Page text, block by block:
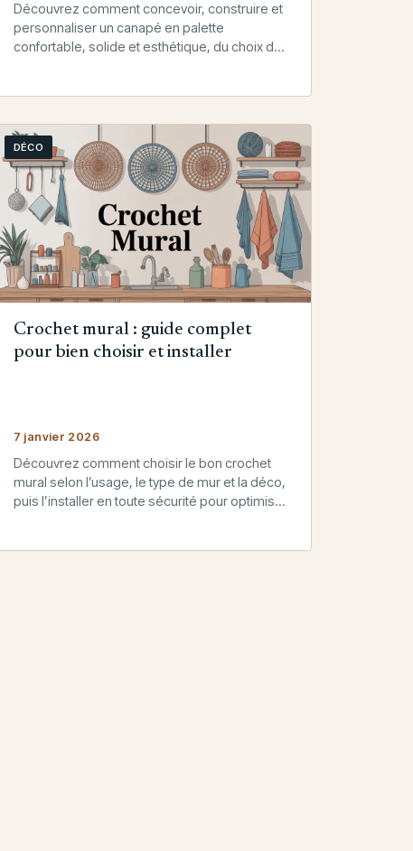
Découvrez comment concevoir, construire et
personnaliser un canapé en palette
confortable, solide et esthétique, du choix des
DÉCO
Crochet mural : guide complet
pour bien choisir et installer
7 janvier 2026
Découvrez comment choisir le bon crochet
mural selon l’usage, le type de mur et la déco,
puis l’installer en toute sécurité pour optimiser